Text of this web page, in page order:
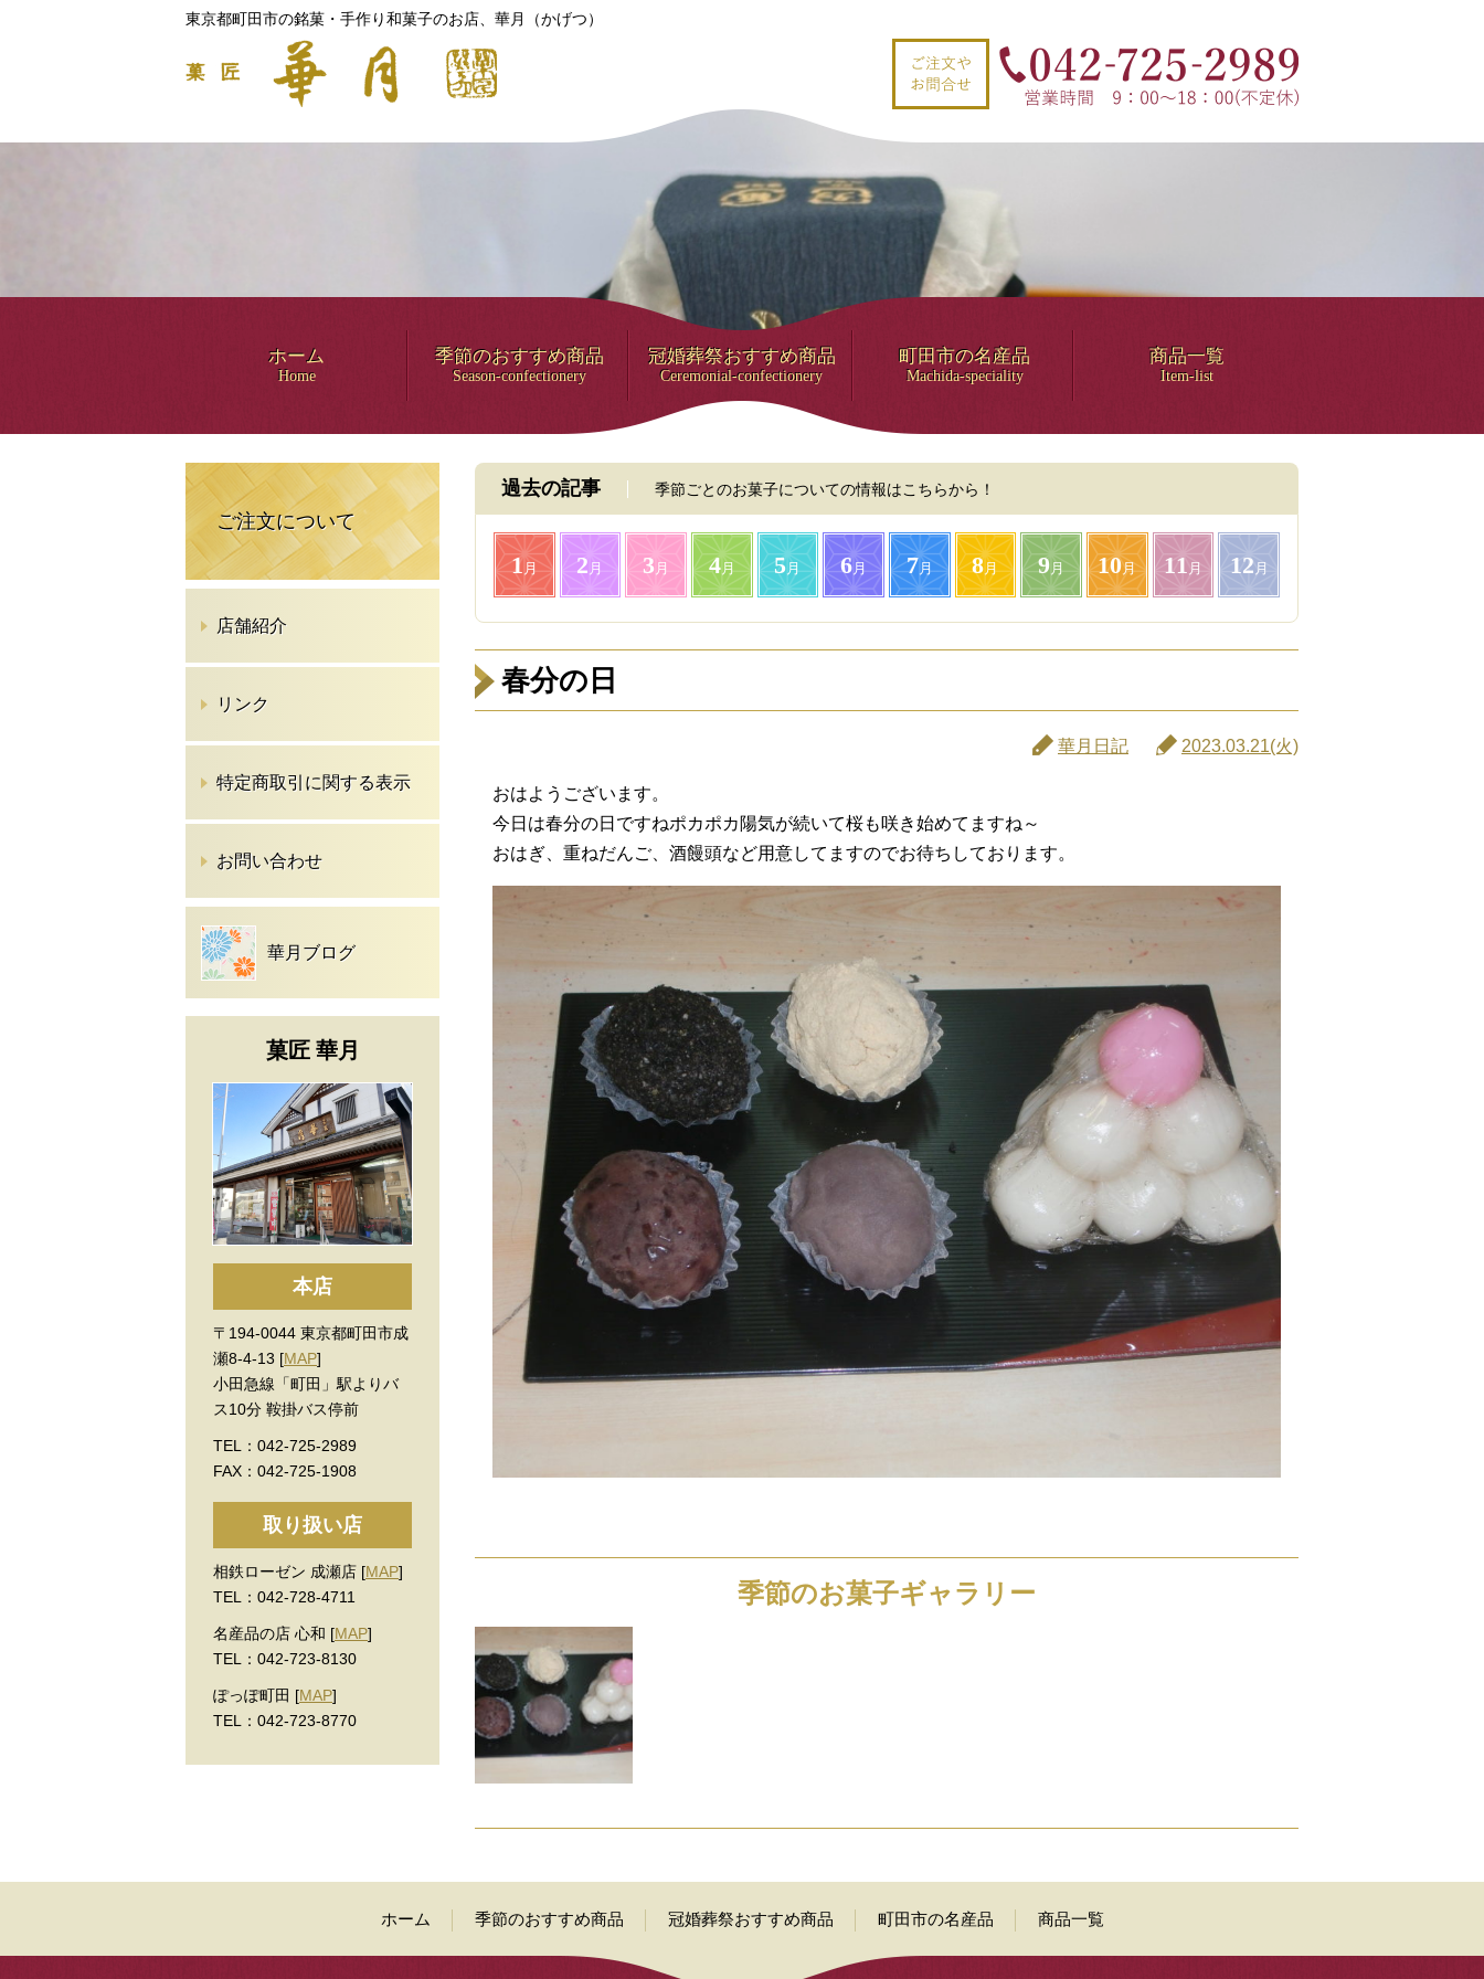
東京都町田市の銘菓・手作り和菓子のお店、華月（かげつ）
ホーム
Home
季節のおすすめ商品
Season-confectionery
冠婚葬祭おすすめ商品
Ceremonial-confectionery
町田市の名産品
Machida-speciality
商品一覧
Item-list
過去の記事 季節ごとのお菓子についての情報はこちらから！
1月 2 月 3 月 4月 5月 6月 7月 8月 9月 10月 11 月 12 月
春分の日
華月日記 2023.03.21(火)
おはようございます。
今日は春分の日ですねポカポカ陽気が続いて桜も咲き始めてますね～
おはぎ、重ねだんご、酒饅頭など用意してますのでお待ちしております。
季節のお菓子ギャラリー
ご注文について
店舗紹介
リンク
特定商取引に関する表示
お問い合わせ
華月ブログ
菓匠 華月
本店
〒194-0044 東京都町田市成
瀬8-4-13 [MAP]
小田急線「町田」駅よりバ
ス10分 鞍掛バス停前
TEL：042-725-2989
FAX：042-725-1908
取り扱い店
相鉄ローゼン 成瀬店 [MAP]
TEL：042-728-4711
名産品の店 心和 [MAP]
TEL：042-723-8130
ぽっぽ町田 [MAP]
TEL：042-723-8770
ホーム 季節のおすすめ商品 冠婚葬祭おすすめ商品 町田市の名産品 商品一覧